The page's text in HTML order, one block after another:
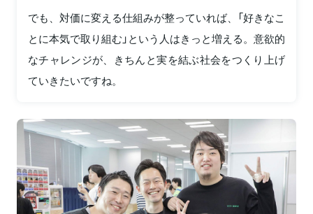
でも、対価に変える仕組みが整っていれば、「好きなこ
とに本気で取り組む」という人はきっと増える。意欲的
なチャレンジが、きちんと実を結ぶ社会をつくり上げ
ていきたいですね。